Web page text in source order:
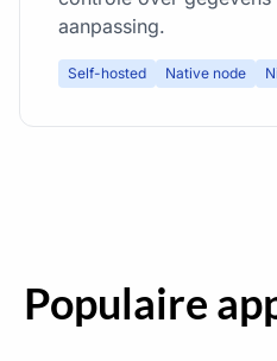
aanpassing.
Self-hosted Native node
Populaire